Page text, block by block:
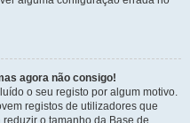
agora não consigo!
o seu registo por algum motivo.
registos de utilizadores que
o tamanho da Base de